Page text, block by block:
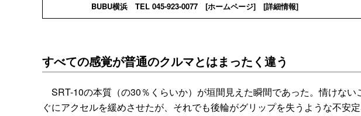
BUBU横浜 TEL 045-923-0077 [ホームページ] [詳細情報]
すべての感覚が普通のクルマとはまったく違う
SRT-10の本質（の30％くらいか）が垣間見えた瞬間であった。情けな
ぐにアクセルを緩めさせたが、それでも後輪がグリップを失うような不安